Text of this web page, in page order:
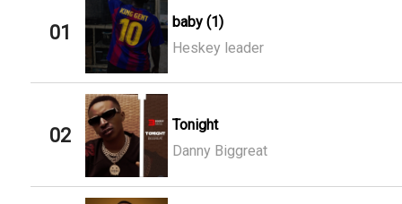
01
baby (1)
Heskey leader
02
Tonight
Danny Biggreat